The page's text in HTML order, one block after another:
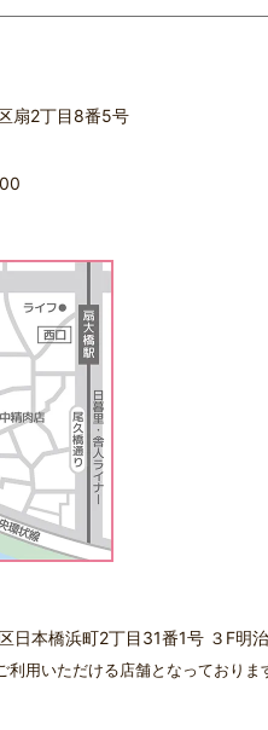
扇2丁目8番5号
日本橋浜町2丁目31番1号 ３F明
用いただける店舗となっておりま